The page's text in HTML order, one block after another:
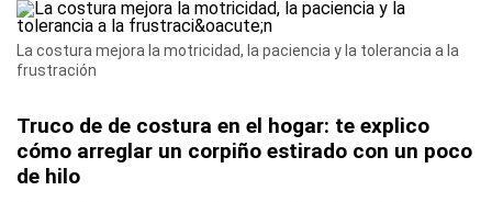
La costura mejora la motricidad, la paciencia y la tolerancia a la
frustración
Truco de de costura en el hogar: te explico
cómo arreglar un corpiño estirado con un poco
de hilo